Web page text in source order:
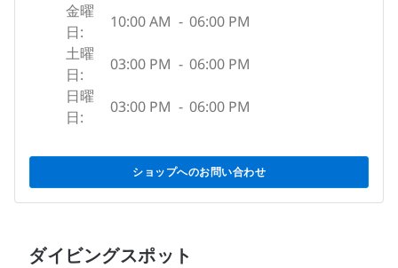
金曜
日:
10:00 AM - 06:00 PM
土曜
日:
03:00 PM - 06:00 PM
日曜
日:
03:00 PM - 06:00 PM
ショップへのお問い合わせ
ダイビングスポット